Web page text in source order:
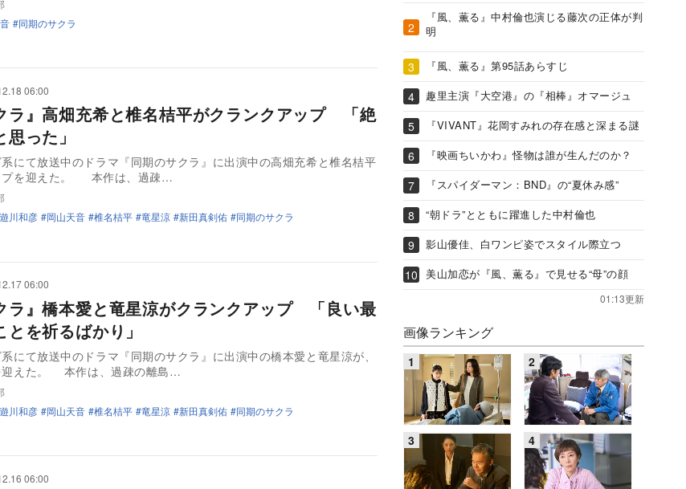
同期のサクラ
06:00
ラ』高畑充希と椎名桔平がクランクアップ 「絶
った」
にて放送中のドラマ『同期のサクラ』に出演中の高畑充希と椎名桔平
プを迎えた。 本作は、過疎…
遊川和彦 岡山天音 椎名桔平 竜星涼 新田真剣佑 同期のサクラ
06:00
ラ』橋本愛と竜星涼がクランクアップ 「良い最
を祈るばかり」
にて放送中のドラマ『同期のサクラ』に出演中の橋本愛と竜星涼が、
迎えた。 本作は、過疎の離島…
遊川和彦 岡山天音 椎名桔平 竜星涼 新田真剣佑 同期のサクラ
06:00
『風、薫る』中村倫也演じる藤次の正体が判
明
『風、薫る』第95話あらすじ
趣里主演『大空港』の『相棒』オマージュ
『VIVANT』花岡すみれの存在感と深まる謎
『映画ちいかわ』怪物は誰が生んだのか？
『スパイダーマン：BND』の“夏休み感”
“朝ドラ”とともに躍進した中村倫也
影山優佳、白ワンピ姿でスタイル際立つ
美山加恋が『風、薫る』で見せる“母”の顔
01:13更新
画像ランキング